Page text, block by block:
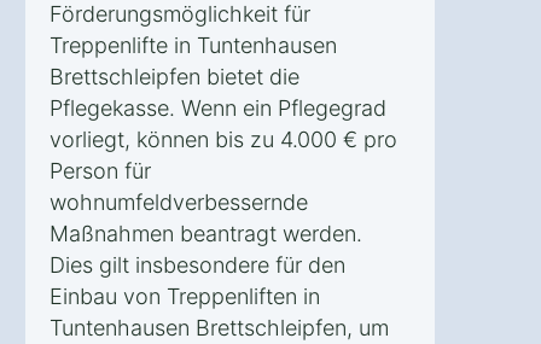
Förderungsmöglichkeit für
Treppenlifte in Tuntenhausen
Brettschleipfen bietet die
Pflegekasse. Wenn ein Pflegegrad
vorliegt, können bis zu 4.000 € pro
Person für
wohnumfeldverbessernde
Maßnahmen beantragt werden.
Dies gilt insbesondere für den
Einbau von Treppenliften in
Tuntenhausen Brettschleipfen, um